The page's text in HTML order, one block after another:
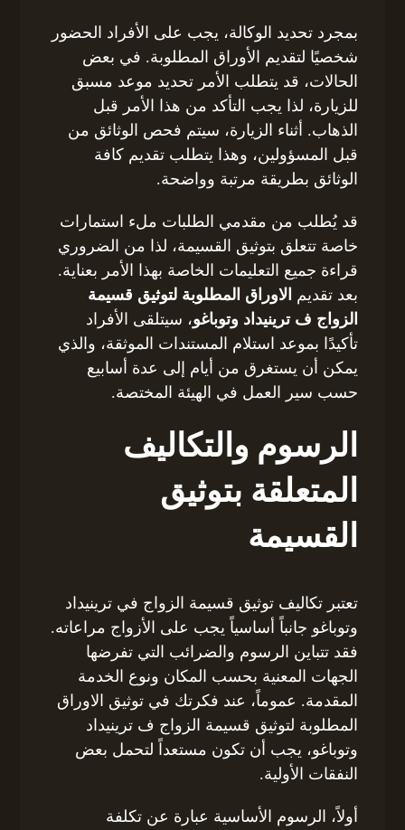
بمجرد تحديد الوكالة، يجب على الأفراد الحضور
شخصيًا لتقديم الأوراق المطلوبة. في بعض
الحالات، قد يتطلب الأمر تحديد موعد مسبق
للزيارة، لذا يجب التأكد من هذا الأمر قبل
الذهاب. أثناء الزيارة، سيتم فحص الوثائق من
قبل المسؤولين، وهذا يتطلب تقديم كافة
الوثائق بطريقة مرتبة وواضحة.
قد يُطلب من مقدمي الطلبات ملء استمارات
خاصة تتعلق بتوثيق القسيمة، لذا من الضروري
قراءة جميع التعليمات الخاصة بهذا الأمر بعناية.
بعد تقديم الاوراق المطلوبة لتوثيق قسيمة
الزواج ف ترينيداد وتوباغو، سيتلقى الأفراد
تأكيدًا بموعد استلام المستندات الموثقة، والذي
يمكن أن يستغرق من أيام إلى عدة أسابيع
حسب سير العمل في الهيئة المختصة.
الرسوم والتكاليف
المتعلقة بتوثيق
القسيمة
تعتبر تكاليف توثيق قسيمة الزواج في ترينيداد
وتوباغو جانباً أساسياً يجب على الأزواج مراعاته.
فقد تتباين الرسوم والضرائب التي تفرضها
الجهات المعنية بحسب المكان ونوع الخدمة
المقدمة. عموماً، عند فكرتك في توثيق الاوراق
المطلوبة لتوثيق قسيمة الزواج ف ترينيداد
وتوباغو، يجب أن تكون مستعداً لتحمل بعض
النفقات الأولية.
أولاً، الرسوم الأساسية عبارة عن تكلفة